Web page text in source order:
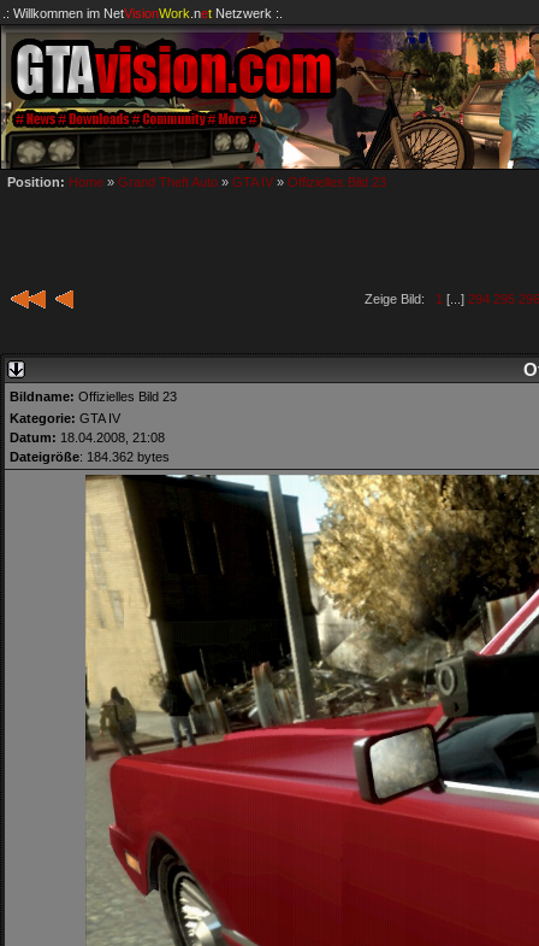
.: Willkommen im NetVisionWork .netNetzwerk :.
Position: Home » Grand Theft Auto » GTA IV » Offizielles Bild 23
Zeige Bild: 1 [...] 294 295 296
Bildname: Offizielles Bild 23
Kategorie: GTA IV
Datum: 18.04.2008, 21:08
Dateigröße: 184.362 bytes